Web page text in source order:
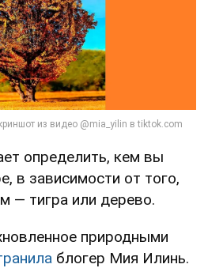
определить, кем вы
в зависимости от того,
— тигра или дерево.
природными
блогер Мия Илинь.